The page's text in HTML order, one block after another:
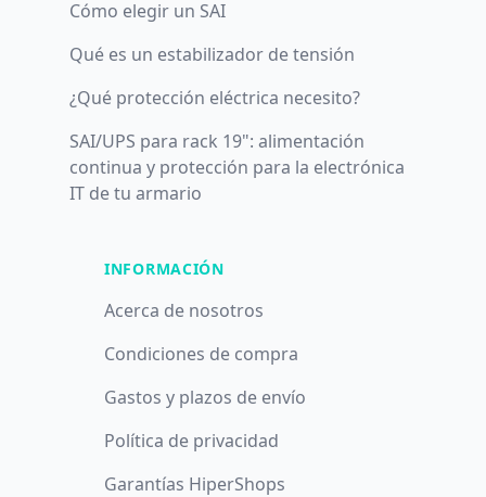
Cómo elegir un SAI
Qué es un estabilizador de tensión
¿Qué protección eléctrica necesito?
SAI/UPS para rack 19": alimentación
continua y protección para la electrónica
IT de tu armario
INFORMACIÓN
Acerca de nosotros
Condiciones de compra
Gastos y plazos de envío
Política de privacidad
Garantías HiperShops